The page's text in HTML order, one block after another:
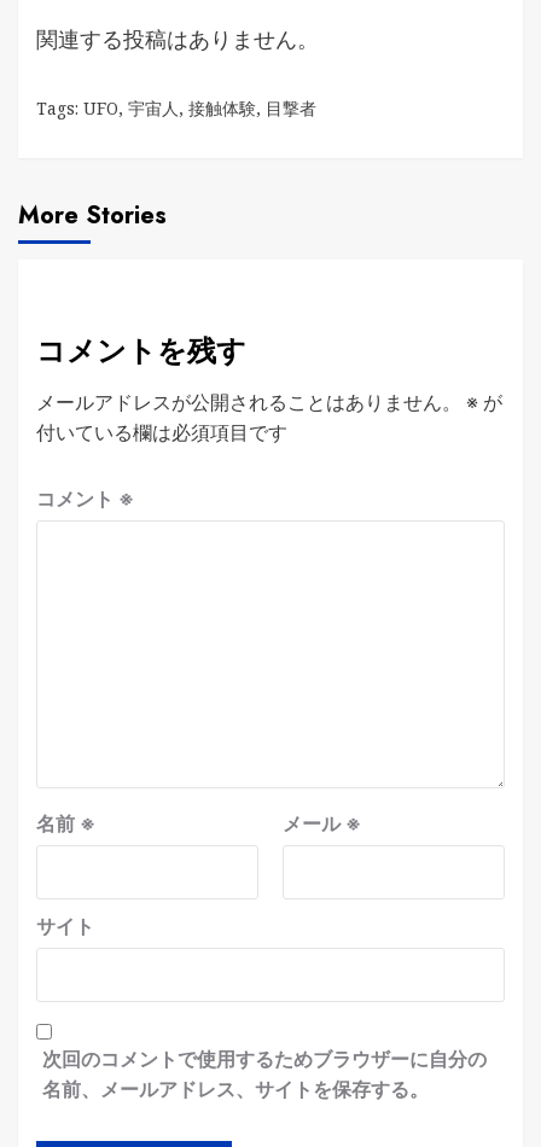
関連する投稿はありません。
Tags: UFO, 宇宙人, 接触体験, 目撃者
More Stories
コメントを残す
メールアドレスが公開されることはありません。 ※ が
付いている欄は必須項目です
コメント ※
名前 ※ メール※
サイト
次回のコメントで使用するためブラウザーに自分の
名前、メールアドレス、サイトを保存する。